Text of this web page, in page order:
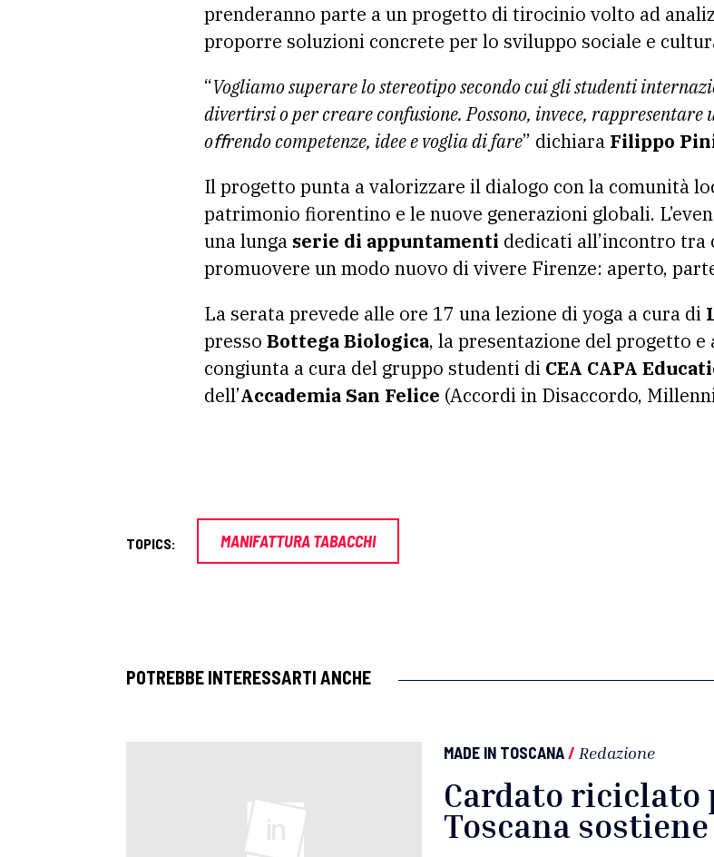
prenderanno parte a un progetto di tirocinio volto ad
proporre soluzioni concrete per lo sviluppo sociale e
“Vogliamo superare lo stereotipo secondo cui gli studenti
divertirsi o per creare confusione. Possono, invece, rappresentare
oﬀrendo competenze, idee e voglia di fare” dichiara Filippo
Il progetto punta a valorizzare il dialogo con la comunità
patrimonio fiorentino e le nuove generazioni globali.
una lunga serie di appuntamenti dedicati all’incontro
promuovere un modo nuovo di vivere Firenze: aperto,
La serata prevede alle ore 17 una lezione di yoga a cura di
presso Bottega Biologica, la presentazione del progetto
congiunta a cura del gruppo studenti di CEA CAPA
dell’Accademia San Felice (Accordi in Disaccordo,
TOPICS: MANIFATTURA TABACCHI
POTREBBE INTERESSARTI ANCHE
MADE IN TOSCANA/ Redazione
Cardato riciclato
Toscana